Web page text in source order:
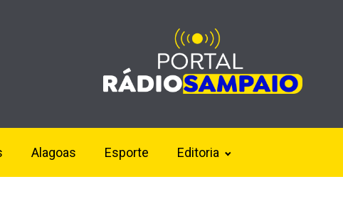
Alagoas Esporte Editoria